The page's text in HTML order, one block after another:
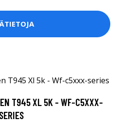
T945 XL 5K - WF-C5XXX-
SERIES